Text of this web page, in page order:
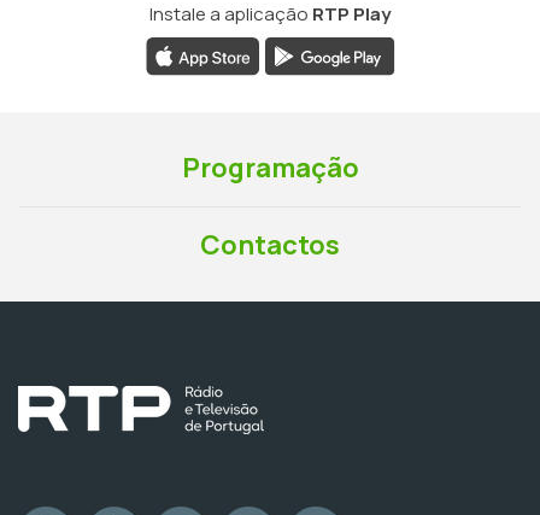
Instale a aplicação RTP Play
Programação
Contactos